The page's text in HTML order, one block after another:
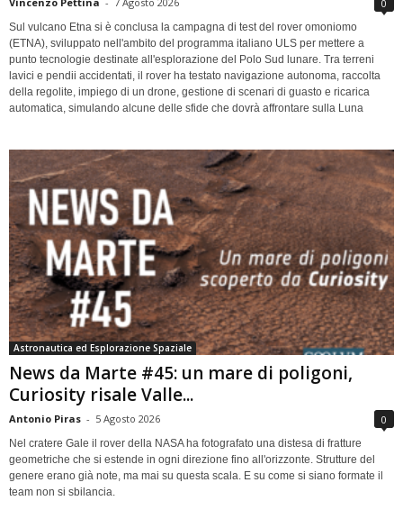
0
Sul vulcano Etna si è conclusa la campagna di test del rover omoniomo
(ETNA), sviluppato nell'ambito del programma italiano ULS per mettere a
punto tecnologie destinate all'esplorazione del Polo Sud lunare. Tra terreni
lavici e pendii accidentati, il rover ha testato navigazione autonoma, raccolta
della regolite, impiego di un drone, gestione di scenari di guasto e ricarica
automatica, simulando alcune delle sfide che dovrà affrontare sulla Luna
Astronautica ed Esplorazione Spaziale
News da Marte #45: un mare di poligoni,
Curiosity risale Valle...
Antonio Piras - 5 Agosto 2026 0
Nel cratere Gale il rover della NASA ha fotografato una distesa di fratture
geometriche che si estende in ogni direzione fino all'orizzonte. Strutture del
genere erano già note, ma mai su questa scala. E su come si siano formate il
team non si sbilancia.